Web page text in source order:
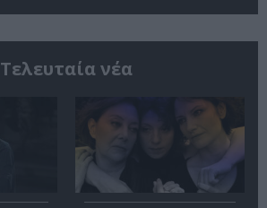
Τελευταία νέα